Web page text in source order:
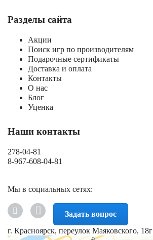
Разделы сайта
Акции
Поиск игр по производителям
Подарочные сертификаты
Доставка и оплата
Контакты
О нас
Блог
Уценка
Наши контакты
278-04-81
8-967-608-04-81
Мы в социальных сетях:
Задать вопрос
г. Красноярск, переулок Маяковского, 18г